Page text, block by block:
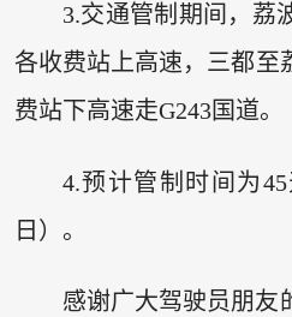
3.交通管制期间，荔
各收费站上高速，三都至
费站下高速走G243国道。
4.预计管制时间为
日）。
感谢广大驾驶员朋友